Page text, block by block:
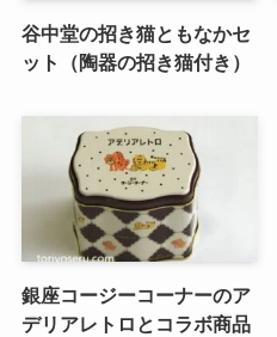
谷中堂の招き猫ともなかセ
ット（陶器の招き猫付き）
銀座コージーコーナーのア
デリアレトロとコラボ商品